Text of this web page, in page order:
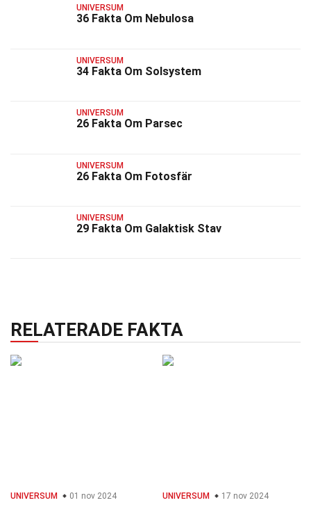
UNIVERSUM
36 Fakta Om Nebulosa
UNIVERSUM
34 Fakta Om Solsystem
UNIVERSUM
26 Fakta Om Parsec
UNIVERSUM
26 Fakta Om Fotosfär
UNIVERSUM
29 Fakta Om Galaktisk Stav
RELATERADE FAKTA
UNIVERSUM 01 nov 2024 UNIVERSUM 17 nov 2024